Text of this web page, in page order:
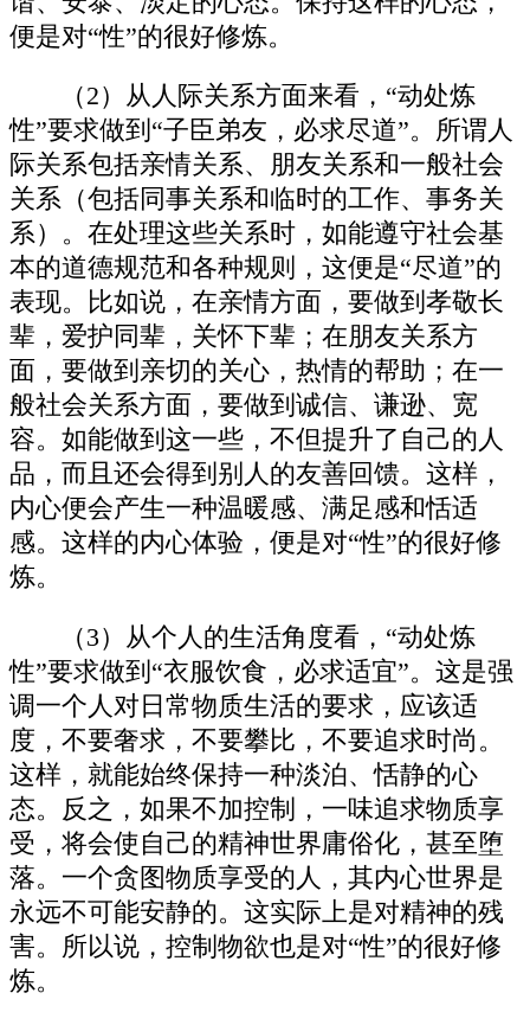
便是对“性”的很好修炼。
（2）从人际关系方面来看，“动处炼
性”要求做到“子臣弟友，必求尽道”。所谓人
际关系包括亲情关系、朋友关系和一般社会
关系（包括同事关系和临时的工作、事务关
系）。在处理这些关系时，如能遵守社会基
本的道德规范和各种规则，这便是“尽道”的
表现。比如说，在亲情方面，要做到孝敬长
辈，爱护同辈，关怀下辈；在朋友关系方
面，要做到亲切的关心，热情的帮助；在一
般社会关系方面，要做到诚信、谦逊、宽
容。如能做到这一些，不但提升了自己的人
品，而且还会得到别人的友善回馈。这样，
内心便会产生一种温暖感、满足感和恬适
感。这样的内心体验，便是对“性”的很好修
炼。
（3）从个人的生活角度看，“动处炼
性”要求做到“衣服饮食，必求适宜”。这是强
调一个人对日常物质生活的要求，应该适
度，不要奢求，不要攀比，不要追求时尚。
这样，就能始终保持一种淡泊、恬静的心
态。反之，如果不加控制，一味追求物质享
受，将会使自己的精神世界庸俗化，甚至堕
落。一个贪图物质享受的人，其内心世界是
永远不可能安静的。这实际上是对精神的残
害。所以说，控制物欲也是对“性”的很好修
炼。